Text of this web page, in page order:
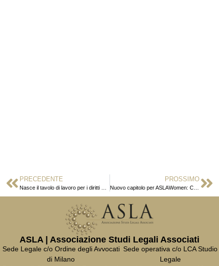
PRECEDENTE PROSSIMO
Nuovo capitolo per ASLAWomen: Chiara Viale e Martina Emilia Scalia alla guida
ASLA | Associazione Studi Legali Associati
Sede Legale c/o Ordine degli Avvocati
di Milano
Sede operativa c/o LCA Studio
Legale